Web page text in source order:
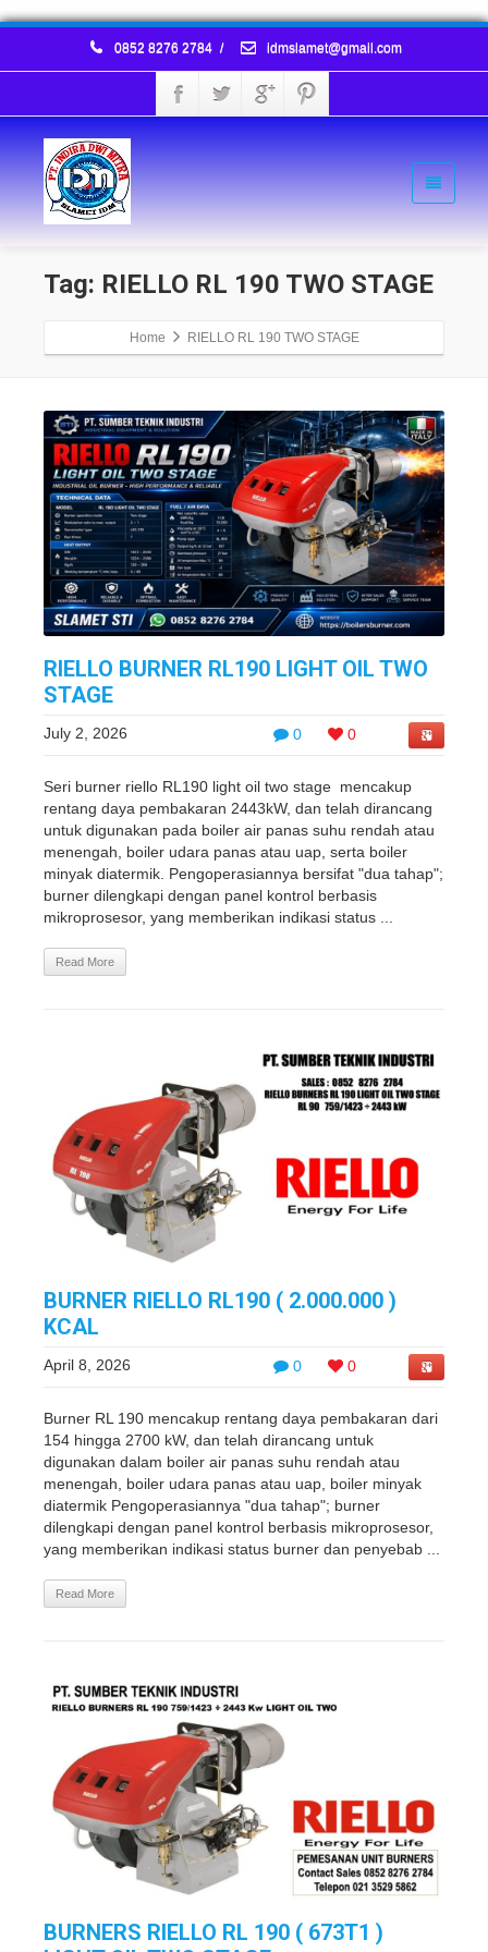
0852 8276 2784 / idmslamet@gmail.com
Tag: RIELLO RL 190 TWO STAGE
Home RIELLO RL 190 TWO STAGE
RIELLO BURNER RL190 LIGHT OIL TWO
STAGE
0 0
July 2, 2026
Seri burner riello RL190 light oil two stage mencakup
rentang daya pembakaran 2443kW, dan telah dirancang
untuk digunakan pada boiler air panas suhu rendah atau
menengah, boiler udara panas atau uap, serta boiler
minyak diatermik. Pengoperasiannya bersifat "dua tahap";
burner dilengkapi dengan panel kontrol berbasis
mikroprosesor, yang memberikan indikasi status ...
Read More
BURNER RIELLO RL190 ( 2.000.000 )
KCAL
0 0
April 8, 2026
Burner RL 190 mencakup rentang daya pembakaran dari
154 hingga 2700 kW, dan telah dirancang untuk
digunakan dalam boiler air panas suhu rendah atau
menengah, boiler udara panas atau uap, boiler minyak
diatermik Pengoperasiannya "dua tahap"; burner
dilengkapi dengan panel kontrol berbasis mikroprosesor,
yang memberikan indikasi status burner dan penyebab ...
Read More
BURNERS RIELLO RL 190 ( 673T1 )